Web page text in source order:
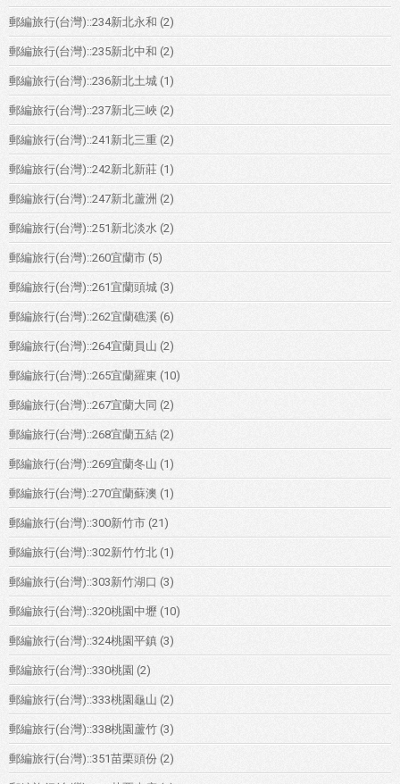
郵編旅行(台灣)::234新北永和 (2)
郵編旅行(台灣)::235新北中和 (2)
郵編旅行(台灣)::236新北土城 (1)
郵編旅行(台灣)::237新北三峽 (2)
郵編旅行(台灣)::241新北三重 (2)
郵編旅行(台灣)::242新北新莊 (1)
郵編旅行(台灣)::247新北蘆洲 (2)
郵編旅行(台灣)::251新北淡水 (2)
郵編旅行(台灣)::260宜蘭市 (5)
郵編旅行(台灣)::261宜蘭頭城 (3)
郵編旅行(台灣)::262宜蘭礁溪 (6)
郵編旅行(台灣)::264宜蘭員山 (2)
郵編旅行(台灣)::265宜蘭羅東 (10)
郵編旅行(台灣)::267宜蘭大同 (2)
郵編旅行(台灣)::268宜蘭五結 (2)
郵編旅行(台灣)::269宜蘭冬山 (1)
郵編旅行(台灣)::270宜蘭蘇澳 (1)
郵編旅行(台灣)::300新竹市 (21)
郵編旅行(台灣)::302新竹竹北 (1)
郵編旅行(台灣)::303新竹湖口 (3)
郵編旅行(台灣)::320桃園中壢 (10)
郵編旅行(台灣)::324桃園平鎮 (3)
郵編旅行(台灣)::330桃園 (2)
郵編旅行(台灣)::333桃園龜山 (2)
郵編旅行(台灣)::338桃園蘆竹 (3)
郵編旅行(台灣)::351苗栗頭份 (2)